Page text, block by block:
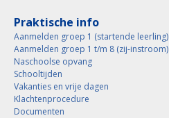
Praktische info
Aanmelden groep 1 (startende leerling)
Aanmelden groep 1 t/m 8 (zij-instroom)
Naschoolse opvang
Schooltijden
Vakanties en vrije dagen
Klachtenprocedure
Documenten